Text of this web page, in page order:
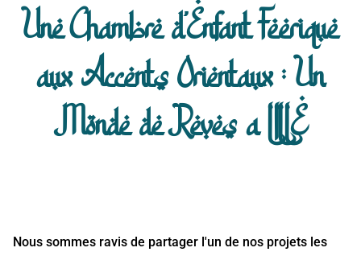
Une Chambre d'Enfant Feerique
aux Accents Orientaux : Un
Monde de Reves a LILLE
Nous sommes ravis de partager l'un de nos projets les